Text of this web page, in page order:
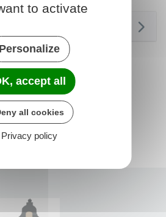
!
to activate
Personalize
accept all
all cookies
Privacy policy